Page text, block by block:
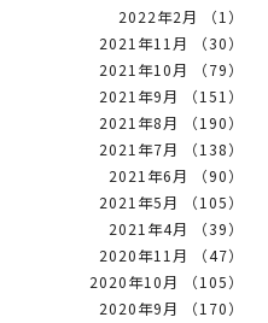
2022年2月 （1）
2021年11月 （30）
2021年10月 （79）
2021年9月 （151）
2021年8月 （190）
2021年7月 （138）
2021年6月 （90）
2021年5月 （105）
2021年4月 （39）
2020年11月 （47）
2020年10月 （105）
2020年9月 （170）